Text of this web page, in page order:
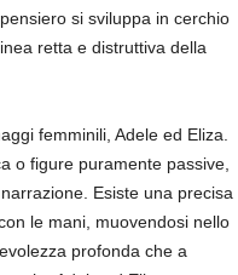
si sviluppa in cerchio
retta e distruttiva della
femminili, Adele ed Eliza.
o figure puramente passive,
Esiste una precisa
le mani, muovendosi nello
profonda che a